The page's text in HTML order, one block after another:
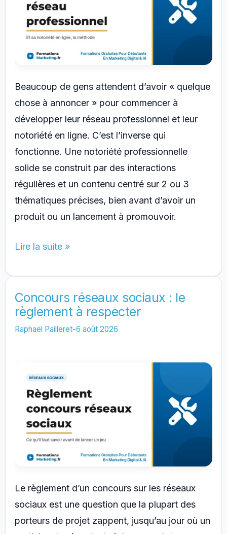
Beaucoup de gens attendent d’avoir « quelque
chose à annoncer » pour commencer à
développer leur réseau professionnel et leur
notoriété en ligne. C’est l’inverse qui
fonctionne. Une notoriété professionnelle
solide se construit par des interactions
régulières et un contenu centré sur 2 ou 3
thématiques précises, bien avant d’avoir un
produit ou un lancement à promouvoir.
Développer
réseau
et
sa
notoriété
Lire la suite »
Concours réseaux sociaux : le
règlement à respecter
Raphaël Pailleret-6 août 2026
Le règlement d’un concours sur les réseaux
sociaux est une question que la plupart des
porteurs de projet zappent, jusqu’au jour où un